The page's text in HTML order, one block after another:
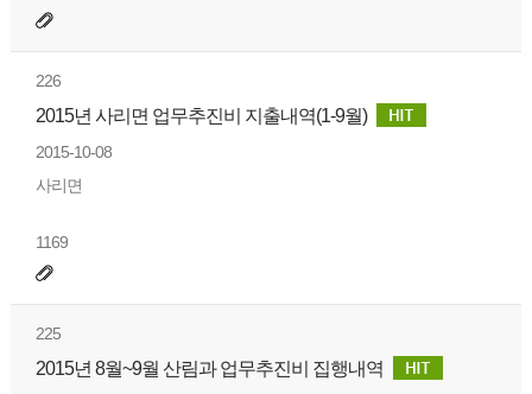
226
2015년 사리면 업무추진비 지출내역(1-9월)
2015-10-08
사리면
1169
225
2015년 8월~9월 산림과 업무추진비 집행내역